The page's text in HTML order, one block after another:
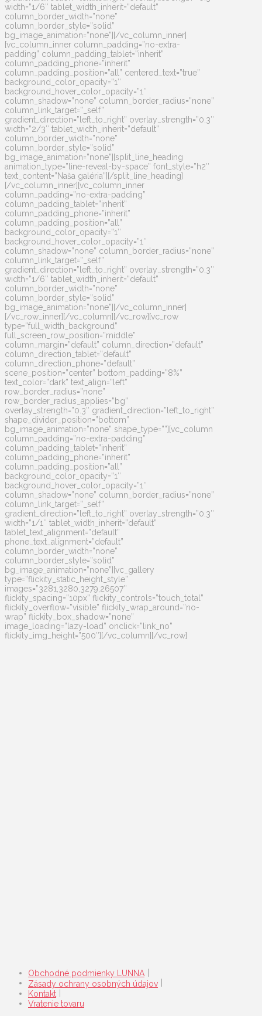
width=”1/6″ tablet_width_inherit=”default”
column_border_width=”none”
column_border_style=”solid”
bg_image_animation=”none”][/vc_column_inner]
[vc_column_inner column_padding=”no-extra-
padding” column_padding_tablet=”inherit”
column_padding_phone=”inherit”
column_padding_position=”all” centered_text=”true”
background_color_opacity=”1″
background_hover_color_opacity=”1″
column_shadow=”none” column_border_radius=”none”
column_link_target=”_self”
gradient_direction=”left_to_right” overlay_strength=”0.3″
width=”2/3″ tablet_width_inherit=”default”
column_border_width=”none”
column_border_style=”solid”
bg_image_animation=”none”][split_line_heading
animation_type=”line-reveal-by-space” font_style=”h2″
text_content=”Naša galéria”][/split_line_heading]
[/vc_column_inner][vc_column_inner
column_padding=”no-extra-padding”
column_padding_tablet=”inherit”
column_padding_phone=”inherit”
column_padding_position=”all”
background_color_opacity=”1″
background_hover_color_opacity=”1″
column_shadow=”none” column_border_radius=”none”
column_link_target=”_self”
gradient_direction=”left_to_right” overlay_strength=”0.3″
width=”1/6″ tablet_width_inherit=”default”
column_border_width=”none”
column_border_style=”solid”
bg_image_animation=”none”][/vc_column_inner]
[/vc_row_inner][/vc_column][/vc_row][vc_row
type=”full_width_background”
full_screen_row_position=”middle”
column_margin=”default” column_direction=”default”
column_direction_tablet=”default”
column_direction_phone=”default”
scene_position=”center” bottom_padding=”8%”
text_color=”dark” text_align=”left”
row_border_radius=”none”
row_border_radius_applies=”bg”
overlay_strength=”0.3″ gradient_direction=”left_to_right”
shape_divider_position=”bottom”
bg_image_animation=”none” shape_type=””][vc_column
column_padding=”no-extra-padding”
column_padding_tablet=”inherit”
column_padding_phone=”inherit”
column_padding_position=”all”
background_color_opacity=”1″
background_hover_color_opacity=”1″
column_shadow=”none” column_border_radius=”none”
column_link_target=”_self”
gradient_direction=”left_to_right” overlay_strength=”0.3″
width=”1/1″ tablet_width_inherit=”default”
tablet_text_alignment=”default”
phone_text_alignment=”default”
column_border_width=”none”
column_border_style=”solid”
bg_image_animation=”none”][vc_gallery
type=”flickity_static_height_style”
images=”3281,3280,3279,26507″
flickity_spacing=”10px” flickity_controls=”touch_total”
flickity_overflow=”visible” flickity_wrap_around=”no-
wrap” flickity_box_shadow=”none”
image_loading=”lazy-load” onclick=”link_no”
flickity_img_height=”500″][/vc_column][/vc_row]
Obchodné podmienky LUNNA
Zásady ochrany osobných údajov
Kontakt
Vratenie tovaru